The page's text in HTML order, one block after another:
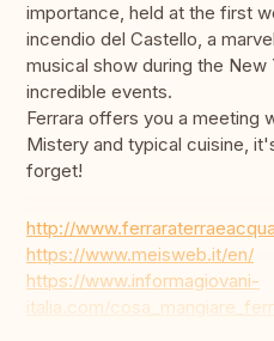
importance, held at the first
incendio del Castello, a
musical show during the New
incredible events.
Ferrara offers you a meeting
Mistery and typical cuisine,
forget!
http://
https://www.meisweb.it/en/
https://www.informagiovani-
italia.com/